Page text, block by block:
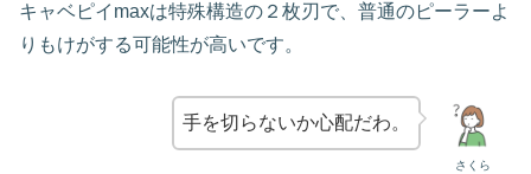
キャベピイmaxは特殊構造の２枚刃で、普通のピーラーよ
りもけがする可能性が高いです。
さくら
手を切らないか心配だわ。